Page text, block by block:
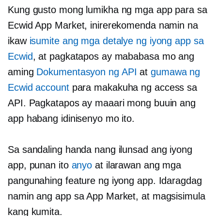
Kung gusto mong lumikha ng mga app para sa
Ecwid App Market, inirerekomenda namin na
ikaw isumite ang mga detalye ng iyong app sa
Ecwid, at pagkatapos ay mababasa mo ang
aming Dokumentasyon ng API atgumawa ng
Ecwid accountpara makakuha ng access sa
API. Pagkatapos ay maaari mong buuin ang
app habang idinisenyo mo ito.
Sa sandaling handa nang ilunsad ang iyong
app, punan ito anyo at ilarawan ang mga
pangunahing feature ng iyong app. Idaragdag
namin ang app sa App Market, at magsisimula
kang kumita.